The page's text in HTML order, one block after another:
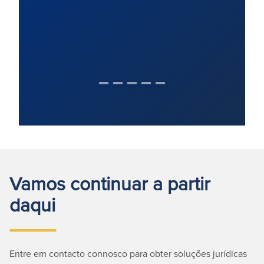
Vamos continuar a partir
daqui
Entre em contacto connosco para obter soluções jurídicas